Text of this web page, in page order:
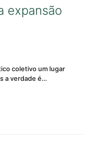
expansão
coletivo um lugar
a verdade é…